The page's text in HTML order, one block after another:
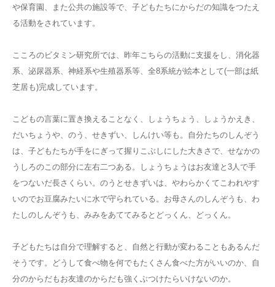
や保育園、また公共の施設等で、子どもたちにからだの知識をつたえ
る活動をされています。
こころのビタミン研究所では、昨年こちらの活動に支援をし、消化器
系、泌尿器系、神経系や生殖器系等、全8系統が絵本として(一部は紙
芝居も)完成しています。
こどもの言葉に置き換えることなく、しょうちょう、しょうかえき、
だいちょうや、のう、せきずい、しんけい等も。自分たちのしんぞう
は、子どもたちが手をにぎって握りこぶしにした大きさで、せなかの
うしろのこの部分に左右二つある。しょうちょうはお友達と3人で手
をつないだ長さくらい。のうとせきずいは、やわらかくてこわれやす
いのでお豆腐みたいに水で守られている。お母さんのしんぞうも、わ
たしのしんぞうも、みみをあててみるとどっくん、どっくん。
子どもたちは自分で理解すると、自然と行動が変わることもあるんだ
そうです。どうして食べ物を何でもたくさん食べた方がいいのか、自
分のからだもお友達のからだも強くぶつけたらいけないのか。